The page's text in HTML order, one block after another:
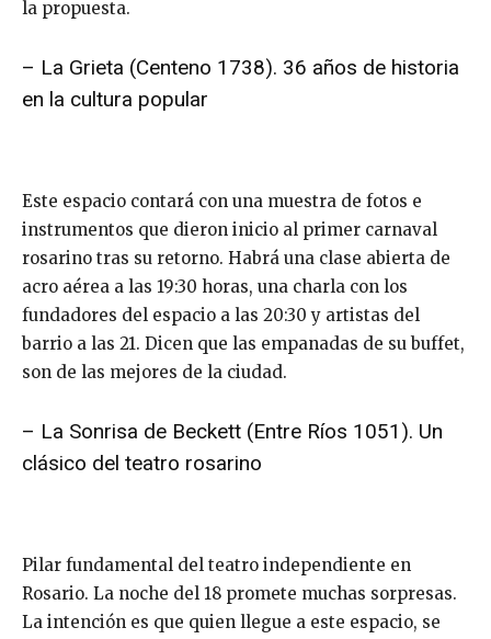
la propuesta.
– La Grieta (Centeno 1738). 36 años de historia
en la cultura popular
Este espacio contará con una muestra de fotos e
instrumentos que dieron inicio al primer carnaval
rosarino tras su retorno. Habrá una clase abierta de
acro aérea a las 19:30 horas, una charla con los
fundadores del espacio a las 20:30 y artistas del
barrio a las 21. Dicen que las empanadas de su buffet,
son de las mejores de la ciudad.
– La Sonrisa de Beckett (Entre Ríos 1051). Un
clásico del teatro rosarino
Pilar fundamental del teatro independiente en
Rosario. La noche del 18 promete muchas sorpresas.
La intención es que quien llegue a este espacio, se